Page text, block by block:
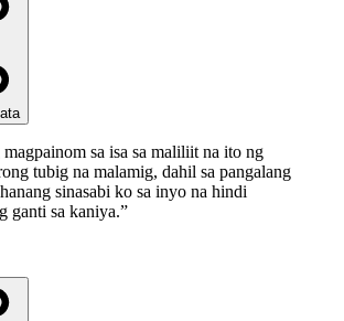
sa isa sa maliliit na ito ng
tubig na malamig, dahil sa pangalang
sinasabi ko sa inyo na hindi
ganti sa kaniya.”